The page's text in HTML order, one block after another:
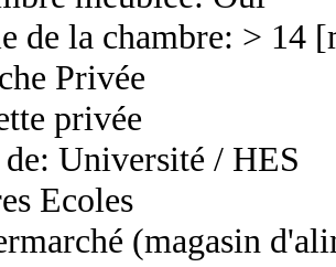
de la chambre: > 14
Privée
privée
de: Université / HES
Ecoles
(magasin